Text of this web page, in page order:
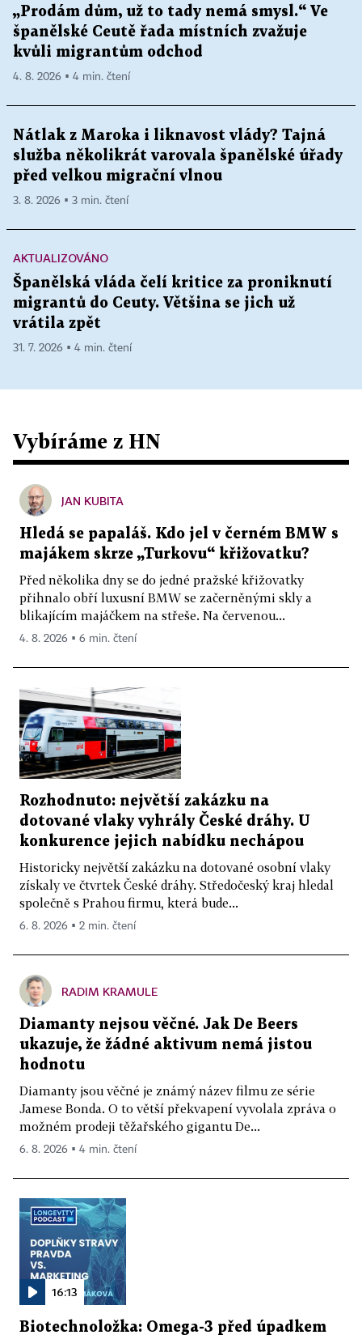
„Prodám dům, už to tady nemá smysl.“ Ve
španělské Ceutě řada místních zvažuje
kvůli migrantům odchod
4. 8. 2026 ▪ 4 min. čtení
Nátlak z Maroka i liknavost vlády? Tajná
služba několikrát varovala španělské úřady
před velkou migrační vlnou
3. 8. 2026 ▪ 3 min. čtení
AKTUALIZOVÁNO
Španělská vláda čelí kritice za proniknutí
migrantů do Ceuty. Většina se jich už
vrátila zpět
31. 7. 2026 ▪ 4 min. čtení
Vybíráme z HN
JAN KUBITA
Hledá se papaláš. Kdo jel v černém BMW s
majákem skrze „Turkovu“ křižovatku?
Před několika dny se do jedné pražské křižovatky
přihnalo obří luxusní BMW se začerněnými skly a
blikajícím majáčkem na střeše. Na červenou...
4. 8. 2026 ▪ 6 min. čtení
Rozhodnuto: největší zakázku na
dotované vlaky vyhrály České dráhy. U
konkurence jejich nabídku nechápou
Historicky největší zakázku na dotované osobní vlaky
získaly ve čtvrtek České dráhy. Středočeský kraj hledal
společně s Prahou firmu, která bude...
6. 8. 2026 ▪ 2 min. čtení
RADIM KRAMULE
Diamanty nejsou věčné. Jak De Beers
ukazuje, že žádné aktivum nemá jistou
hodnotu
Diamanty jsou věčné je známý název filmu ze série
Jamese Bonda. O to větší překvapení vyvolala zpráva o
možném prodeji těžařského gigantu De...
6. 8. 2026 ▪ 4 min. čtení
16:13
Biotechnoložka: Omega-3 před úpadkem